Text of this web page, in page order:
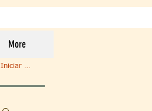
More
Iniciar sesión